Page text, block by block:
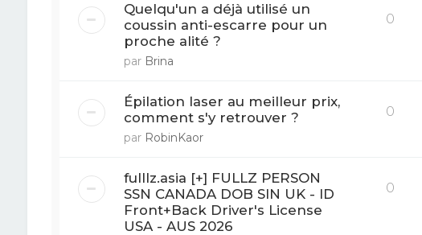
Quelqu'un a déjà utilisé un
coussin anti-escarre pour un
proche alité ?
par Brina
0
Épilation laser au meilleur prix,
comment s'y retrouver ?
par RobinKaor
0
fulllz.asia [+] FULLZ PERSON
SSN CANADA DOB SIN UK - ID
Front+Back Driver's License
USA - AUS 2026
0